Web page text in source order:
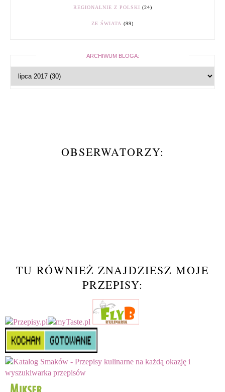
REGIONALNIE Z POLSKI (24)
ZE ŚWIATA (99)
ARCHIWUM BLOGA:
OBSERWATORZY:
TU RÓWNIEŻ ZNAJDZIESZ MOJE
PRZEPISY: